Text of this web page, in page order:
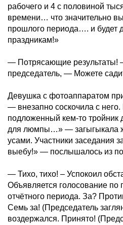
рабочего и 4 с половиной
времени… что значительно
прошлого периода…. и будет
праздникам!»
— Потрясающие результаты!
председатель, — Можете
Девушка с фотоаппаратом
— внезапно соскочила с
подложенный кем-то тройник
для люмпы…» — загыгыкала
усами. Участники заседания
выебу!» — послышалось из
— Тихо, тихо! – Успокоил
Объявляется голосование по
отчётного периода. За?
Семь за! (Председатель
воздержался. Принято!